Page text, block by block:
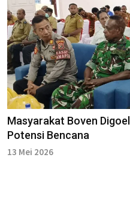
Masyarakat Boven
Potensi Bencana
13 Mei 2026